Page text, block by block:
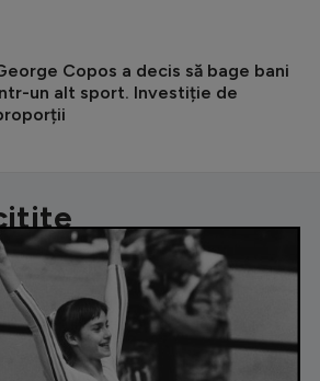
Copos a decis să bage bani
un alt sport. Investiție de